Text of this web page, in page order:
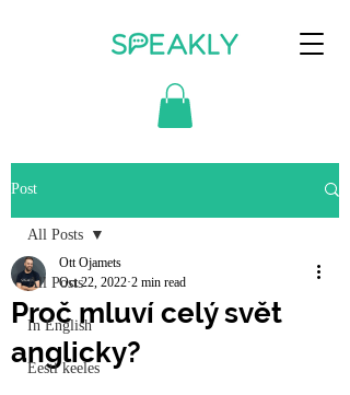
Post
All Posts
In English
Eesti keeles
All Posts
Proč mluví celý svět
anglicky?
Ott Ojamets
Oct 22, 20222 min read